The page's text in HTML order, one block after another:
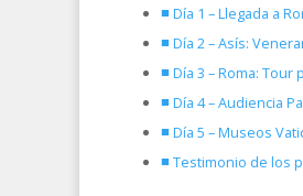
Día 1 – Llegada a
Día 2 – Asís:
Día 3 – Roma: Tour
Día 4 – Audiencia
Día 5 – Museos
Testimonio de los